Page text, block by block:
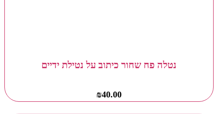
נטלה פח שחור כיתוב על נטילת ידיים
₪40.00